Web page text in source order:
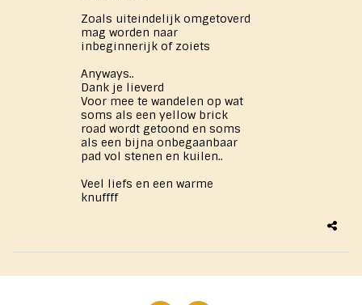
Zoals uiteindelijk omgetoverd
mag worden naar
inbeginnerijk of zoiets
Anyways..
Dank je lieverd
Voor mee te wandelen op wat
soms als een yellow brick
road wordt getoond en soms
als een bijna onbegaanbaar
pad vol stenen en kuilen..
Veel liefs en een warme
knuffff